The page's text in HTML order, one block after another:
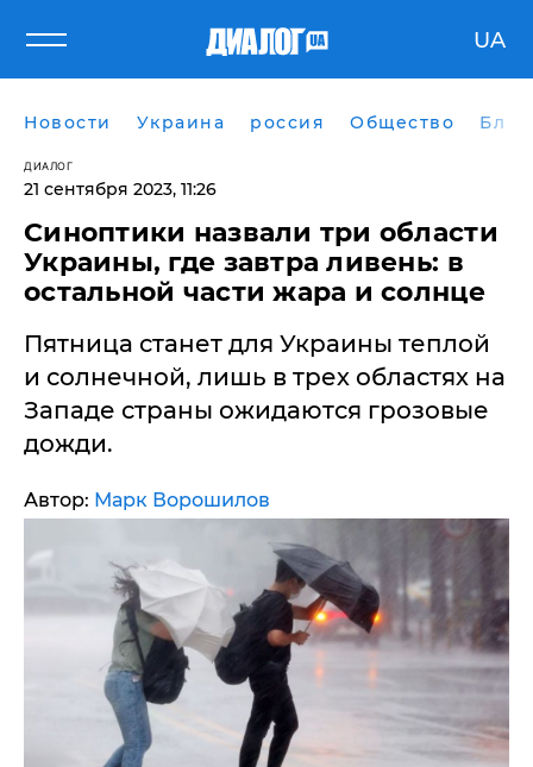
UA
Новости Украина россия Общество
ДИАЛОГ
21 сентября 2023, 11:26
Синоптики назвали три области
Украины, где завтра ливень: в
остальной части жара и солнце
Пятница станет для Украины теплой
и солнечной, лишь в трех областях на
Западе страны ожидаются грозовые
дожди.
Автор: Марк Ворошилов